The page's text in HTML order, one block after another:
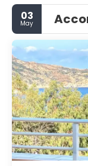
The CitadeL.
The 15 Août,
fireworks show
and you will see
theme.
L'Eglise Santa Maria it's the 'Big Pink Church'. It is a lovely
old-style
03
May